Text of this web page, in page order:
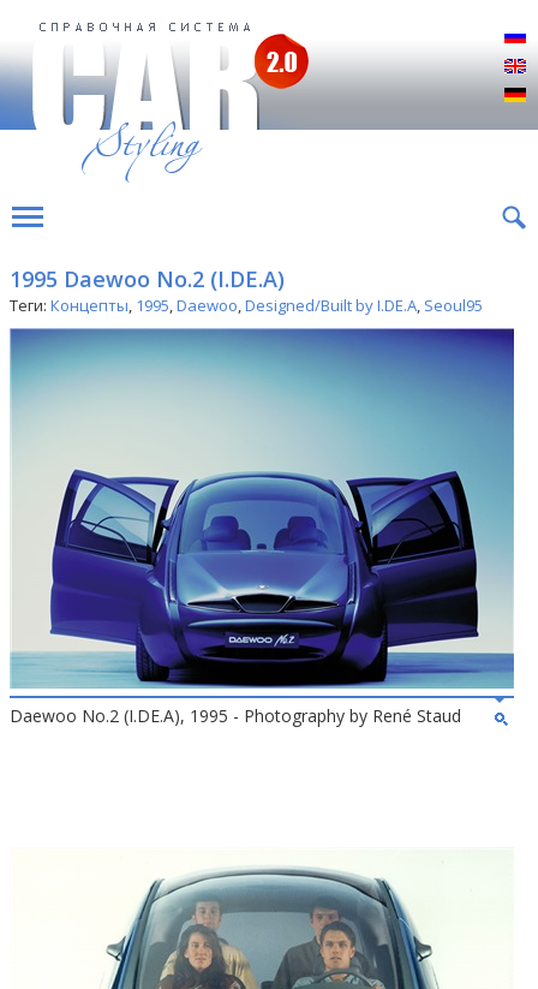
1995 Daewoo No.2 (I.DE.A)
Теги: Концепты, 1995,Daewoo,Designed/Built by I.DE.A, Seoul95
Daewoo No.2 (I.DE.A), 1995 - Photography by René Staud